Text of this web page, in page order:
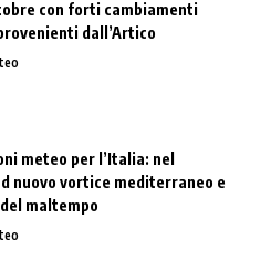
con forti cambiamenti
dall’Artico
meteo per l’Italia: nel
nuovo vortice mediterraneo e
maltempo